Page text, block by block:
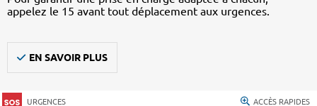
appelez le 15 avant tout déplacement aux urgences.
EN SAVOIR PLUS
URGENCES ACCÈS RAPIDES